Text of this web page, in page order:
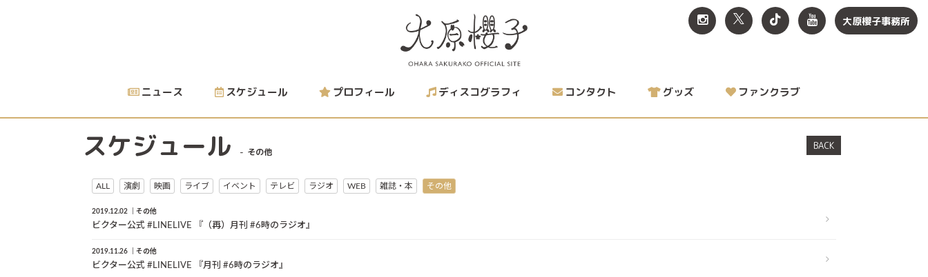
大原櫻子事務所
ニュース スケジュール プロフィール ディスコグラフィ コンタクト グッズ ファンクラブ
スケジュール その他 BACK
ALL 演劇 映画 ライブ イベント テレビ ラジオ WEB 雑誌・本 その他
2019.12.02 その他
ビクター公式 #LINELIVE 『（再）月刊 #6時のラジオ』
2019.11.26 その他
ビクター公式 #LINELIVE 『月刊 #6時のラジオ』